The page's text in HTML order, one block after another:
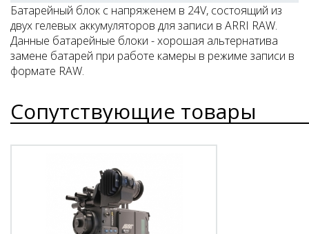
Батарейный блок с напряженем в 24V, состоящий из
двух гелевых аккумуляторов для записи в ARRI RAW.
Данные батарейные блоки - хорошая альтернатива
замене батарей при работе камеры в режиме записи в
формате RAW.
Сопутствующие товары